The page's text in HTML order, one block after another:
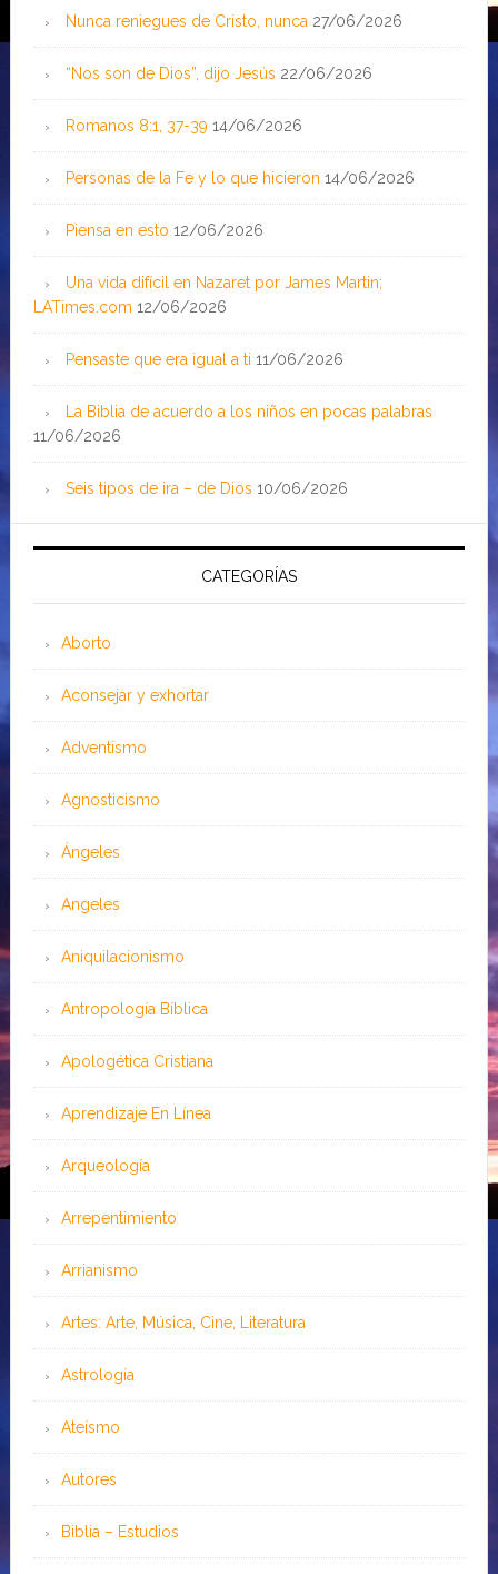
Nunca reniegues de Cristo, nunca 27/06/2026
“Nos son de Dios”, dijo Jesús 22/06/2026
Romanos 8:1, 37-39 14/06/2026
Personas de la Fe y lo que hicieron 14/06/2026
Piensa en esto 12/06/2026
Una vida difícil en Nazaret por James Martin;
LATimes.com 12/06/2026
Pensaste que era igual a ti 11/06/2026
La Biblia de acuerdo a los niños en pocas palabras
11/06/2026
Seis tipos de ira – de Dios 10/06/2026
CATEGORÍAS
Aborto
Aconsejar y exhortar
Adventismo
Agnosticismo
Ángeles
Angeles
Aniquilacionismo
Antropología Bíblica
Apologética Cristiana
Aprendizaje En Línea
Arqueología
Arrepentimiento
Arrianismo
Artes: Arte, Música, Cine, Literatura
Astrología
Ateísmo
Autores
Biblia – Estudios